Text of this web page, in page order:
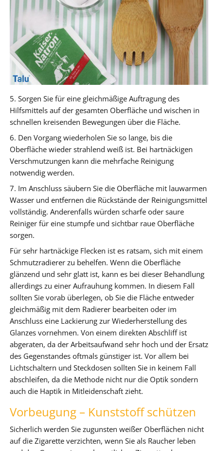
5. Sorgen Sie für eine gleichmäßige Auftragung des
Hilfsmittels auf der gesamten Oberfläche und wischen in
schnellen kreisenden Bewegungen über die Fläche.
6. Den Vorgang wiederholen Sie so lange, bis die
Oberfläche wieder strahlend weiß ist. Bei hartnäckigen
Verschmutzungen kann die mehrfache Reinigung
notwendig werden.
7. Im Anschluss säubern Sie die Oberfläche mit lauwarmen
Wasser und entfernen die Rückstände der Reinigungsmittel
vollständig. Anderenfalls würden scharfe oder saure
Reiniger für eine stumpfe und sichtbar raue Oberfläche
sorgen.
Für sehr hartnäckige Flecken ist es ratsam, sich mit einem
Schmutzradierer zu behelfen. Wenn die Oberfläche
glänzend und sehr glatt ist, kann es bei dieser Behandlung
allerdings zu einer Aufrauhung kommen. In diesem Fall
sollten Sie vorab überlegen, ob Sie die Fläche entweder
gleichmäßig mit dem Radierer bearbeiten oder im
Anschluss eine Lackierung zur Wiederherstellung des
Glanzes vornehmen. Von einem direkten Abschliff ist
abgeraten, da der Arbeitsaufwand sehr hoch und der Ersatz
des Gegenstandes oftmals günstiger ist. Vor allem bei
Lichtschaltern und Steckdosen sollten Sie in keinem Fall
abschleifen, da die Methode nicht nur die Optik sondern
auch die Haptik in Mitleidenschaft zieht.
Vorbeugung – Kunststoff schützen
Sicherlich werden Sie zugunsten weißer Oberflächen nicht
auf die Zigarette verzichten, wenn Sie als Raucher leben